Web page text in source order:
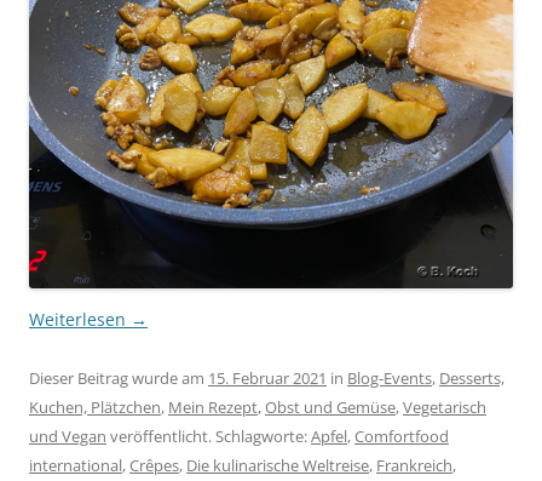
Weiterlesen →
Dieser Beitrag wurde am 15. Februar 2021 in Blog-Events, Desserts,
Kuchen, Plätzchen, Mein Rezept,Obst und Gemüse,Vegetarisch
und Vegan veröffentlicht. Schlagworte:Apfel,Comfortfood
international,Crêpes, Die kulinarische Weltreise, Frankreich,